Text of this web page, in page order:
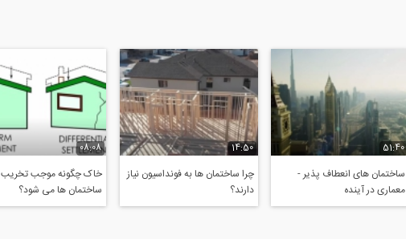
51:40
ساختمان های انعطاف پذیر -
معماری در آینده
14:50
چرا ساختمان ها به فونداسیون نیاز
دارند؟
08:08
خاک چگونه موجب تخریب
ساختمان ها می شود؟